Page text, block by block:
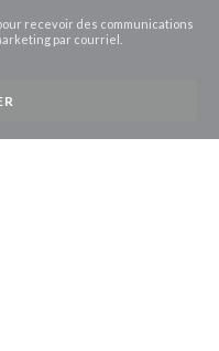
recevoir des communications
par courriel.